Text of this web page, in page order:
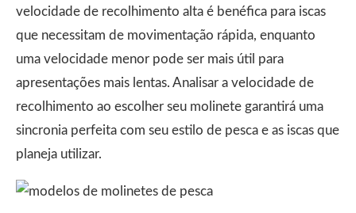
velocidade de recolhimento alta é benéfica para iscas
que necessitam de movimentação rápida, enquanto
uma velocidade menor pode ser mais útil para
apresentações mais lentas. Analisar a velocidade de
recolhimento ao escolher seu molinete garantirá uma
sincronia perfeita com seu estilo de pesca e as iscas que
planeja utilizar.